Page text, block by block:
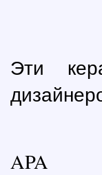
Эти
APA